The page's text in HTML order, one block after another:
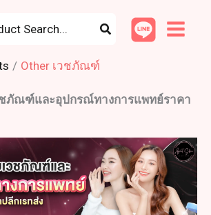
Other เวชภัณฑ์
ภัณฑ์และอุปกรณ์ทางการแพทย์ราคา
1
p
o
u
c
t
9
p
o
u
c
t
2
o
u
c
1
r
u
c
p
d
t
s
p
d
t
s
0
r
u
c
1
p
o
u
c
t
p
o
c
t
p
d
c
t
s
o
u
c
6
o
u
c
t
p
d
c
t
s
0
p
o
u
c
t